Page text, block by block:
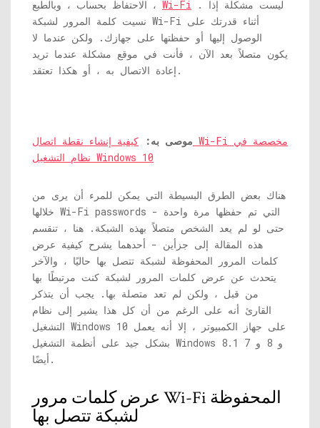
الاحتفاظ بحساب ، وبالطبع ، Wi-Fi . ليست مشكلة إذا
نسيت كلمة المرور لشبكة Wi-Fi أثناء قدرتك على
الوصول إليها أو حفظتها على جهازك. ولكن عندما لا
يكون متصلاً بعد الآن ، فأنت في موقع مشكلة عندما تريد
إعادة الاتصال به ، أو هكذا تعتقد.
موصى به:
كيفية إنشاء نقطة اتصال Wi-Fi مخصصة في
نظام التشغيل Windows 10
هناك بعض الطرق البسيطة التي يمكن للمرء أن يرى من
خلالها Wi-Fi passwords التي تم حفظها مرة واحدة -
حتى لو لم يعد الشخص متصلاً بهذه الشبكة. هنا ، تنقسم
هذه المقالة إلى جزأين - أحدهما يشرح كيفية عرض
كلمات المرور المحفوظة لشبكة تتصل بها حاليًا ، والآخر
يتحدث عن عرض كلمات المرور لشبكة كنت مرتبطًا بها
من قبل ، ولكن لم تعد متصلة بها. يجب أن يتذكر
القارئ أنه على الرغم من أن كل هذا يشير إلى نظام
التشغيل Windows 10 على جهاز الكمبيوتر ، إلا أنه يعمل
بشكل جيد على أنظمة التشغيل Windows 8.1 و 8 و 7
أيضًا.
عرض كلمات مرور Wi-Fi المحفوظة
لشبكة تتصل بها